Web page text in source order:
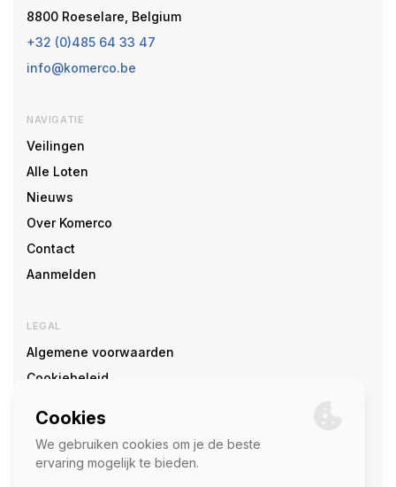
8800 Roeselare, Belgium
+32 (0)485 64 33 47
info@komerco.be
NAVIGATIE
Veilingen
Alle Loten
Nieuws
Over Komerco
Contact
Aanmelden
LEGAL
Algemene voorwaarden
Cookiebeleid
SOCIAL